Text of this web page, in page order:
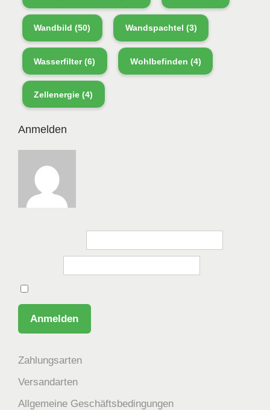
Wandbild (50) Wandspachtel (3)
Wasserfilter(6) Wohlbefinden (4)
Zellenergie (4)
Anmelden
Zahlungsarten
Versandarten
Allgemeine Geschäftsbedingungen